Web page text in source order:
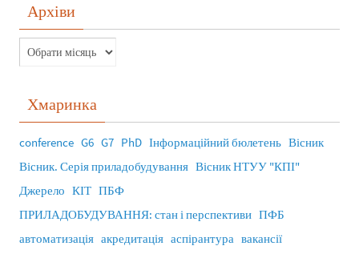
Архіви
Хмаринка
conference G6 G7 PhD Інформаційний бюлетень Вісник
Вісник. Серія приладобудування Вісник НТУУ "КПІ"
Джерело КІТ ПБФ
ПРИЛАДОБУДУВАННЯ: стан і перспективи ПФБ
автоматизація акредитація аспірантура вакансії